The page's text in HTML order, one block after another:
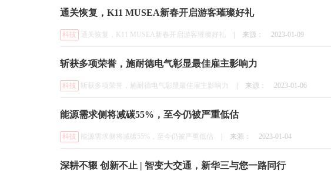
通关恢复，K11 MUSEA新春开启游客璀璨好礼
科技 通关恢复，K11 MUSEA新春开启游客璀璨好礼 来源： 2023-01-09
斩获多项荣誉，施耐德电气彰显最佳雇主影响力
科技 斩获多项荣誉，施耐德电气彰显最佳雇主影响力 来源： 2023-01-06
能源需求侧将减碳55%，至今仍被严重低估
科技 能源需求侧将减碳55%，至今仍被严重低估 来源： 2023-01-04
深耕不辍 创新不止 | 智变大交通，新华三与您一路同行